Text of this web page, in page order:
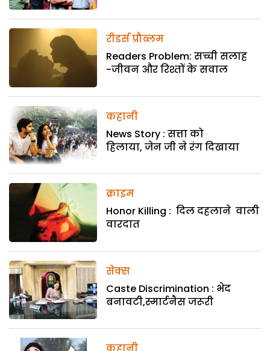
रीडर्स प्रौब्लम
Readers Problem: सच्ची सलाह
-जीवन और रिश्तों के सवाल
कहानी
News Story : सत्ता को
हिलाया, जेन जी ने रंग दिखाया
क्राइम
Honor Killing : दिल दहलाने वाली
वारदात
सेक्स
Caste Discrimination : भेद
बनावटी,स्मार्टनैस जरूरी